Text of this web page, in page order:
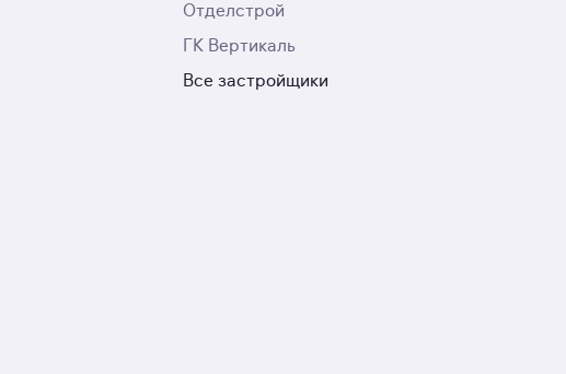
Отделстрой
ГК Вертикаль
Все застройщики